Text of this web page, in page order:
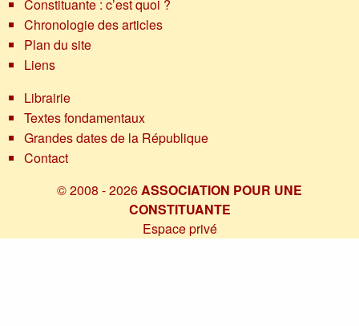
Constituante : c’est quoi ?
Chronologie des articles
Plan du site
Liens
Librairie
Textes fondamentaux
Grandes dates de la République
Contact
© 2008 - 2026 ASSOCIATION POUR UNE
CONSTITUANTE
Espace privé